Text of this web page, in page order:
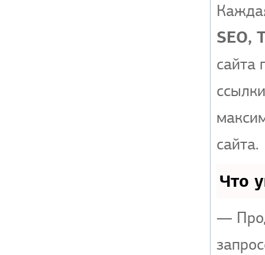
SEO,
сайта
сайта.
Что
—